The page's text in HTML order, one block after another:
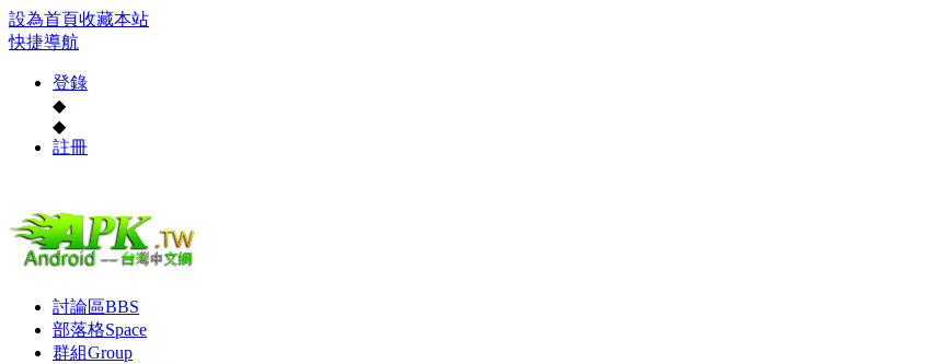
設為首頁收藏本站
快捷導航
登錄
◆
◆
註冊
討論區BBS
部落格Space
群組Group